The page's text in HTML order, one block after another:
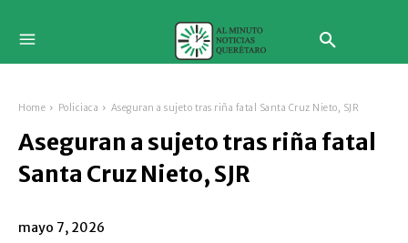
Home Policiaca Aseguran a sujeto tras riña fatal Santa Cruz Nieto, SJR
Aseguran a sujeto tras riña fatal
Santa Cruz Nieto, SJR
mayo 7, 2026